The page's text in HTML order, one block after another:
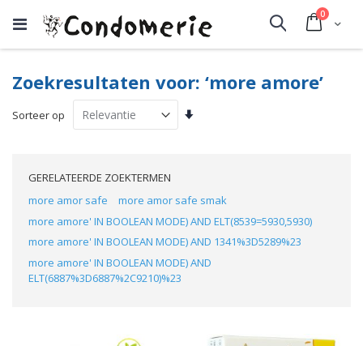
Cart
0
Search
Zoekresultaten voor: ‘more amore’
Sorteer op
Van
GERELATEERDE ZOEKTERMEN
more amor safe
more amor safe smak
more amore' IN BOOLEAN MODE) AND ELT(8539=5930,5930)
more amore' IN BOOLEAN MODE) AND 1341%3D5289%23
more amore' IN BOOLEAN MODE) AND
ELT(6887%3D6887%2C9210)%23